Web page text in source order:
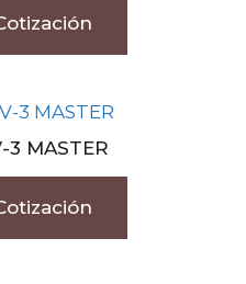
3 MASTER